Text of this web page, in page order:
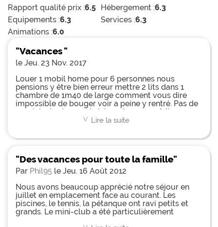
Rapport qualité prix :6.5 Hébergement :6.3
Equipements :6.3 Services :6.3
Animations :6.0
"Vacances "
le Jeu. 23 Nov. 2017
Louer 1 mobil home pour 6 personnes nous
pensions y être bien erreur mettre 2 lits dans 1
chambre de 1m40 de large comment vous dire
impossible de bouger voir a peine y rentré. Pas de
snack juste des sandwichs mêmes pas fait au
moment dans un frigo beurk. Animations sont juste
Heureusement qu'il y a la piscine. Et pour finir
adultes ont voudraient une animations et le bar de
la piscine ouvert bien plus tard que 11h . J'y suis
revenu en septembre mêmes choses rien
d'extraordinaire 😠
< Lire la suite
"Des vacances pour toute la famille"
Par Phil95 le Jeu. 16 Août 2012
Nous avons beaucoup apprécié notre séjour en
juillet en emplacement face au courant. Les
piscines, le tennis, la pétanque ont ravi petits et
grands. Le mini-club a été particulièrement